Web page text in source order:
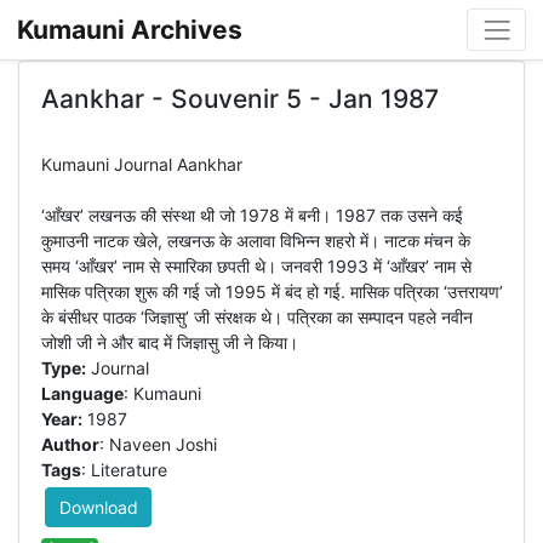
Kumauni Archives
Aankhar - Souvenir 5 - Jan 1987
Kumauni Journal Aankhar
‘आँखर’ लखनऊ की संस्था थी जो 1978 में बनी। 1987 तक उसने कई
कुमाउनी नाटक खेले, लखनऊ के अलावा विभिन्न शहरो में। नाटक मंचन के
समय ‘आँखर’ नाम से स्मारिका छपती थे। जनवरी 1993 में ‘आँखर’ नाम से
मासिक पत्रिका शुरू की गई जो 1995 में बंद हो गई. मासिक पत्रिका ‘उत्तरायण’
के बंसीधर पाठक ‘जिज्ञासु’ जी संरक्षक थे। पत्रिका का सम्पादन पहले नवीन
Type:Journal
Language: Kumauni
Year:1987
Author: Naveen Joshi
Tags: Literature
Download